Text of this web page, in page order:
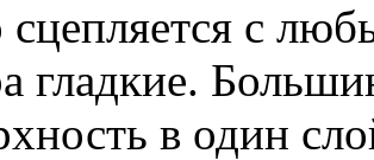
сцепляется с
гладкие.
в один